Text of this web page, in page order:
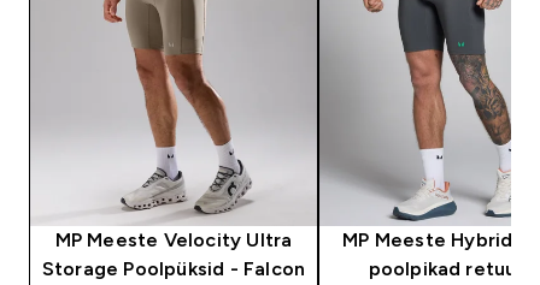
MP Meeste Velocity Ultra
Storage Poolpüksid - Falcon
MP Meeste Hybrid
poolpikad